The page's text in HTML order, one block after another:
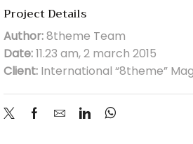
Project Details
Author:8theme Team
Date:11.23 am, 2 march 2015
Client: International “8theme”